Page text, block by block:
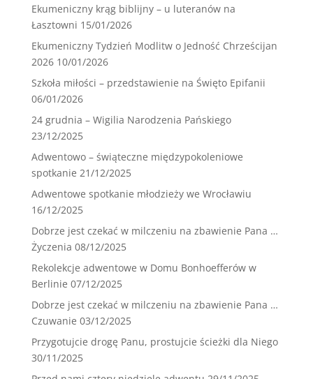
Ekumeniczny krąg biblijny – u luteranów na
Łasztowni 15/01/2026
Ekumeniczny Tydzień Modlitw o Jedność Chrześcijan
2026 10/01/2026
Szkoła miłości – przedstawienie na Święto Epifanii
06/01/2026
24 grudnia – Wigilia Narodzenia Pańskiego
23/12/2025
Adwentowo – świąteczne międzypokoleniowe
spotkanie 21/12/2025
Adwentowe spotkanie młodzieży we Wrocławiu
16/12/2025
Dobrze jest czekać w milczeniu na zbawienie Pana …
Życzenia 08/12/2025
Rekolekcje adwentowe w Domu Bonhoefferów w
Berlinie 07/12/2025
Dobrze jest czekać w milczeniu na zbawienie Pana …
Czuwanie 03/12/2025
Przygotujcie drogę Panu, prostujcie ścieżki dla Niego
30/11/2025